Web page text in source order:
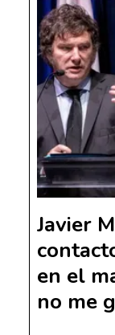
Javier
en el
no me